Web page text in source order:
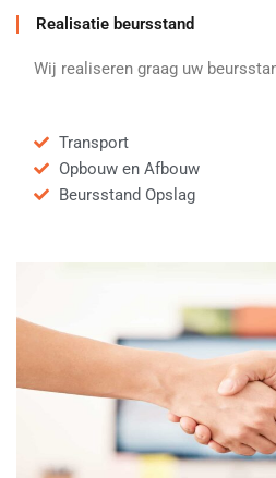
Realisatie beursstand
Wij realiseren graag uw
Transport
Opbouw en Afbouw
Beursstand Opslag